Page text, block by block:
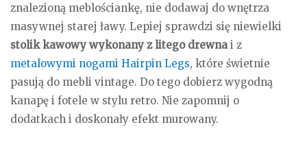
znalezioną meblościankę, nie dodawaj do wnętrza
masywnej starej ławy. Lepiej sprawdzi się niewielki
stolik kawowy wykonany z litego drewnai z
metalowymi nogami Hairpin Legs, które świetnie
pasują do mebli vintage. Do tego dobierz wygodną
kanapę i fotele w stylu retro. Nie zapomnij o
dodatkach i doskonały efekt murowany.